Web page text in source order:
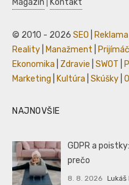
Magazín
Kontakt
© 2010 - 2026 SEO
Reality
Manažment
Ekonomika
Zdravie SWOT
Marketing
Kultúra Skúšky
NAJNOVŠIE
GDPR a
prečo
8. 8. 2026 Lukáš